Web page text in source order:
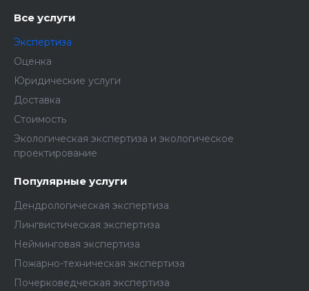
Все услуги
Экспертиза
Оценка
Юридические услуги
Доставка
Стоимость
Экологическая экспертиза и экологическое
проектирование
Популярные услуги
Дендрологическая экспертиза
Лингвистическая экспертиза
Нейминговая экспертиза
Пожарно-техническая экспертиза
Почерковедческая экспертиза